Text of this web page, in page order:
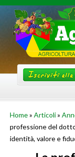
Skip
content
Home» Articoli»
professione del
identità, valore e